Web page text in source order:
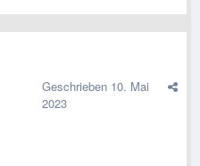
Geschrieben 10. Mai
2023